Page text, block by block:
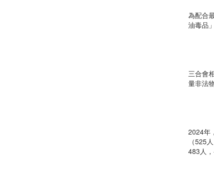
為配合
油毒品
三合會
量非法
2024年
（525
483人